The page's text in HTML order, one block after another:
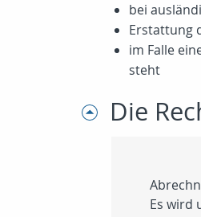
bei
Erstattung
im Falle
steht
Die
Es wird